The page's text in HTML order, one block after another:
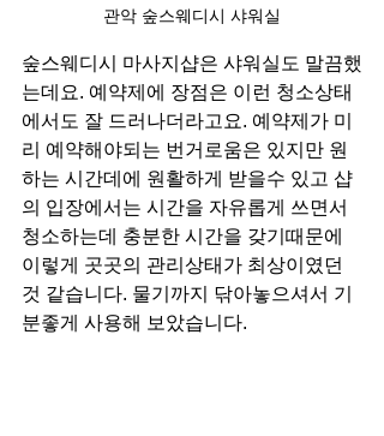
관악 숲스웨디시 샤워실
숲스웨디시 마사지샵은 샤워실도 말끔했
는데요. 예약제에 장점은 이런 청소상태
에서도 잘 드러나더라고요. 예약제가 미
리 예약해야되는 번거로움은 있지만 원
하는 시간데에 원활하게 받을수 있고 샵
의 입장에서는 시간을 자유롭게 쓰면서
청소하는데 충분한 시간을 갖기때문에
이렇게 곳곳의 관리상태가 최상이였던
것 같습니다. 물기까지 닦아놓으셔서 기
분좋게 사용해 보았습니다.